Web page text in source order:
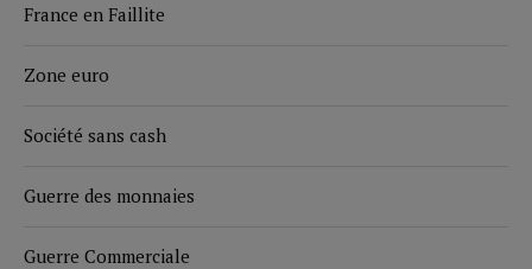
France en Faillite
Zone euro
Société sans cash
Guerre des monnaies
Guerre Commerciale